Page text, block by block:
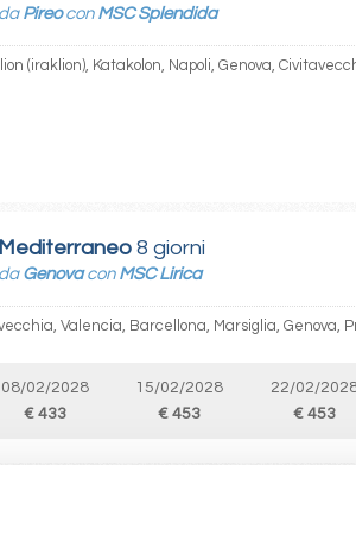
da Pireocon MSC Splendida
(iraklion), Katakolon, Napoli, Genova,
Mediterraneo 8 giorni
da Genovacon MSC Lirica
Valencia, Barcellona, Marsiglia, Genova,
08/02/2028
€ 433
15/02/2028
€ 453
22/02/
€ 453